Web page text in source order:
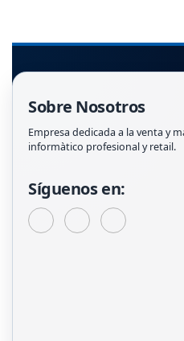
Sobre Nosotros
Empresa dedicada a la venta y
informàtico profesional y retail.
Síguenos en: